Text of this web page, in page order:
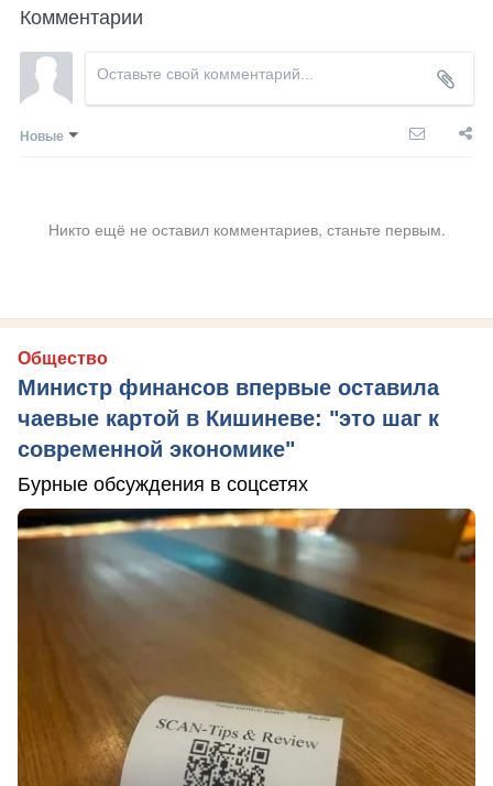
Комментарии
Новые
Никто ещё не оставил комментариев, станьте первым.
Общество
Министр финансов впервые оставила
чаевые картой в Кишиневе: "это шаг к
современной экономике"
Бурные обсуждения в соцсетях